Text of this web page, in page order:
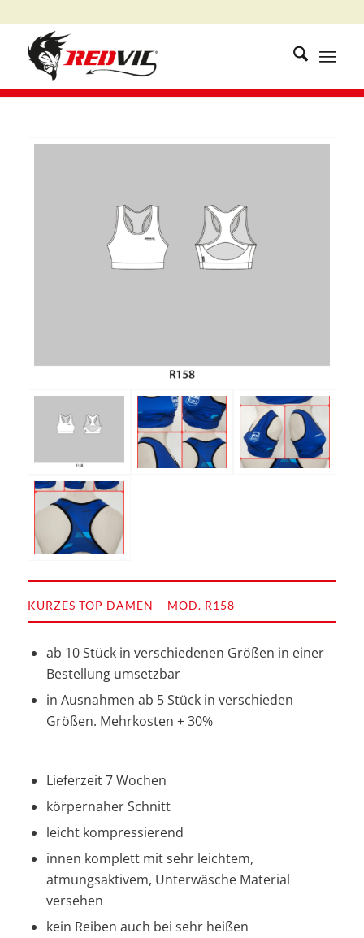
KURZES TOP DAMEN – MOD. R158
ab 10 Stück in verschiedenen Größen in einer
Bestellung umsetzbar
in Ausnahmen ab 5 Stück in verschieden
Größen. Mehrkosten + 30%
Lieferzeit 7 Wochen
körpernaher Schnitt
leicht kompressierend
innen komplett mit sehr leichtem,
atmungsaktivem, Unterwäsche Material
versehen
kein Reiben auch bei sehr heißen